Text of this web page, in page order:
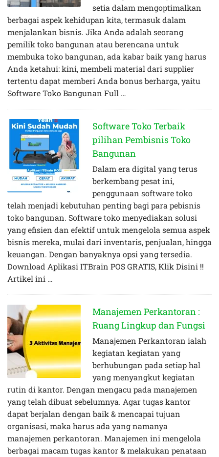
setia dalam mengoptimalkan
berbagai aspek kehidupan kita, termasuk dalam
menjalankan bisnis. Jika Anda adalah seorang
pemilik toko bangunan atau berencana untuk
membuka toko bangunan, ada kabar baik yang harus
Anda ketahui: kini, membeli material dari supplier
tertentu dapat memberi Anda bonus berharga, yaitu
Software Toko Bangunan Full …
Software Toko Terbaik
pilihan Pembisnis Toko
Bangunan
Dalam era digital yang terus
berkembang pesat ini,
penggunaan software toko
telah menjadi kebutuhan penting bagi para pebisnis
toko bangunan. Software toko menyediakan solusi
yang efisien dan efektif untuk mengelola semua aspek
bisnis mereka, mulai dari inventaris, penjualan, hingga
keuangan. Dengan banyaknya opsi yang tersedia.
Download Aplikasi ITBrain POS GRATIS, Klik Disini !!
Artikel ini …
Manajemen Perkantoran :
Ruang Lingkup dan Fungsi
Manajemen Perkantoran ialah
kegiatan kegiatan yang
berhubungan pada setiap hal
yang menyangkut kegiatan
rutin di kantor. Dengan mengacu pada manajemen
yang telah dibuat sebelumnya. Agar tugas kantor
dapat berjalan dengan baik & mencapai tujuan
organisasi, maka harus ada yang namanya
manajemen perkantoran. Manajemen ini mengelola
berbagai macam tugas kantor & melakukan penataan